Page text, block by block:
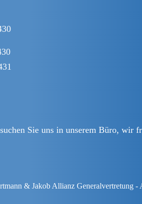
Sie uns in unserem Büro, wir